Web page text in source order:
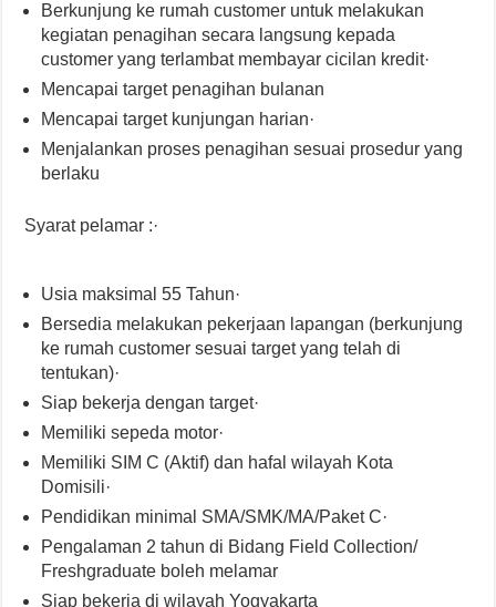
Berkunjung ke rumah customer untuk melakukan
kegiatan penagihan secara langsung kepada
customer yang terlambat membayar cicilan kredit·
Mencapai target penagihan bulanan
Mencapai target kunjungan harian·
Menjalankan proses penagihan sesuai prosedur yang
berlaku
Syarat pelamar :·
Usia maksimal 55 Tahun·
Bersedia melakukan pekerjaan lapangan (berkunjung
ke rumah customer sesuai target yang telah di
tentukan)·
Siap bekerja dengan target·
Memiliki sepeda motor·
Memiliki SIM C (Aktif) dan hafal wilayah Kota
Domisili·
Pendidikan minimal SMA/SMK/MA/Paket C·
Pengalaman 2 tahun di Bidang Field Collection/
Freshgraduate boleh melamar
Siap bekerja di wilayah Yogyakarta